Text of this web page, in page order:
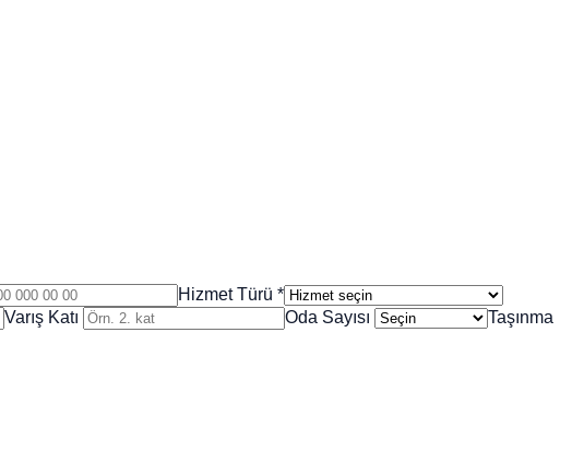
Hizmet Türü *
Varış Katı Oda Sayısı
Taşınma